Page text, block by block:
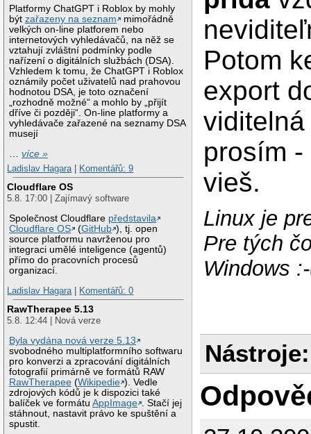
Platformy ChatGPT i Roblox by mohly
býtzařazeny na seznam
mimořádně
velkých on-line platforem nebo
internetových vyhledávačů, na něž se
vztahují zvláštní podmínky podle
nařízení o digitálních službách (DSA).
Vzhledem k tomu, že ChatGPT i Roblox
oznámily počet uživatelů nad prahovou
hodnotou DSA, je toto označení
„rozhodně možné“ a mohlo by „přijít
dříve či později“. On-line platformy a
vyhledávače zařazené na seznamy DSA
musejí
…více »
Ladislav Hagara| Komentářů: 9
Cloudflare OS
5.8. 17:00 | Zajímavý software
Společnost Cloudflare představila
Cloudflare OS
(GitHub ), tj. open
source platformu navrženou pro
integraci umělé inteligence (agentů)
přímo do pracovních procesů
organizací.
Ladislav Hagara| Komentářů: 0
RawTherapee 5.13
5.8. 12:44 | Nová verze
Byla vydána nová verze 5.13
svobodného multiplatformního softwaru
pro konverzi a zpracování digitálních
fotografií primárně ve formátů RAW
RawTherapee (Wikipedie ). Vedle
zdrojových kódů je k dispozici také
balíček ve formátuAppImage
. Stačí jej
stáhnout, nastavit právo ke spuštění a
spustit.
Potom
export
prosím
vieš.
Linux je
Pre tých
Windows
Nástroje: